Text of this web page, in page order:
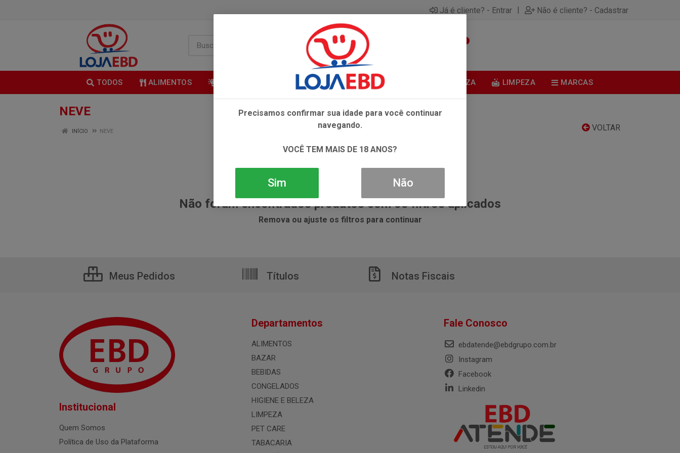
Já é cliente? - Entrar | Não é cliente? - Cadastrar
TODOS ALIMENTOS BEBIDAS CONGELADOS HIGIENE E BELEZA LIMPEZA MARCAS
NEVE
VOLTAR
INÍCIO NEVE
Não foram encontrados produtos com os filtros aplicados
Remova ou ajuste os filtros para continuar
Meus Pedidos Títulos Notas Fiscais
Institucional
Quem Somos
Política de Uso da Plataforma
Departamentos
ALIMENTOS
BAZAR
BEBIDAS
CONGELADOS
HIGIENE E BELEZA
LIMPEZA
PET CARE
TABACARIA
Fale Conosco
ebdatende@ebdgrupo.com.br
Instagram
Facebook
Linkedin
Precisamos confirmar sua idade para você continuar
navegando.
VOCÊ TEM MAIS DE 18 ANOS?
Sim Não